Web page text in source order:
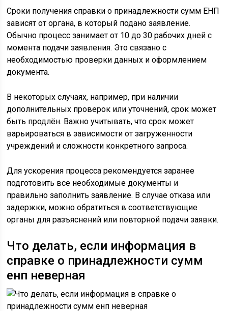
Сроки получения справки о принадлежности сумм ЕНП
зависят от органа, в который подано заявление.
Обычно процесс занимает от 10 до 30 рабочих дней с
момента подачи заявления. Это связано с
необходимостью проверки данных и оформлением
документа.
В некоторых случаях, например, при наличии
дополнительных проверок или уточнений, срок может
быть продлён. Важно учитывать, что срок может
варьироваться в зависимости от загруженности
учреждений и сложности конкретного запроса.
Для ускорения процесса рекомендуется заранее
подготовить все необходимые документы и
правильно заполнить заявление. В случае отказа или
задержки, можно обратиться в соответствующие
органы для разъяснений или повторной подачи заявки.
Что делать, если информация в
справке о принадлежности сумм
енп неверная